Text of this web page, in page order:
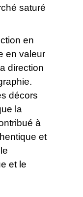
saturé
en
en valeur
direction
décors
la
à
et
et le